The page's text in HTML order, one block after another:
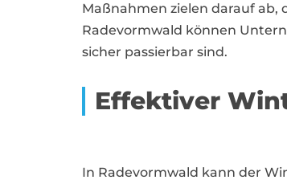
Maßnahmen zielen darauf ab,
Radevormwald können
sicher passierbar sind.
Effektiver
In Radevormwald kann der